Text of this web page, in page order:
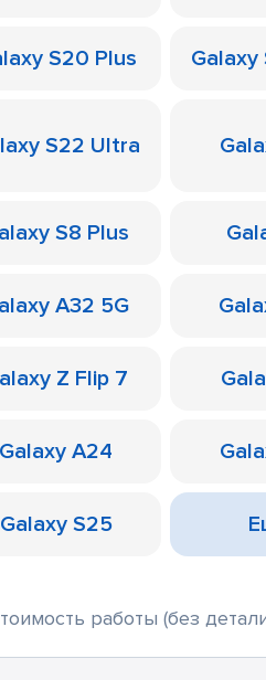
S20 Plus
S22 Ultra
S8 Plus
A32 5G
Z Flip 7
Galaxy A24
Galaxy S25
работы (без